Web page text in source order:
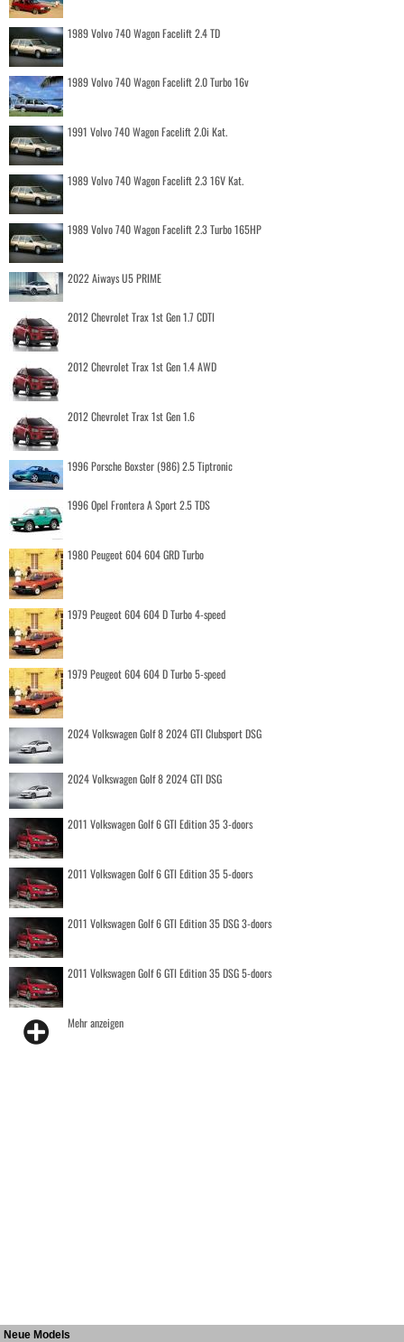
1989 Volvo 740 Wagon Facelift 2.4 TD
1989 Volvo 740 Wagon Facelift 2.0 Turbo 16v
1991 Volvo 740 Wagon Facelift 2.0i Kat.
1989 Volvo 740 Wagon Facelift 2.3 16V Kat.
1989 Volvo 740 Wagon Facelift 2.3 Turbo 165HP
2022 Aiways U5 PRIME
2012 Chevrolet Trax 1st Gen 1.7 CDTI
2012 Chevrolet Trax 1st Gen 1.4 AWD
2012 Chevrolet Trax 1st Gen 1.6
1996 Porsche Boxster (986) 2.5 Tiptronic
1996 Opel Frontera A Sport 2.5 TDS
1980 Peugeot 604 604 GRD Turbo
1979 Peugeot 604 604 D Turbo 4-speed
1979 Peugeot 604 604 D Turbo 5-speed
2024 Volkswagen Golf 8 2024 GTI Clubsport DSG
2024 Volkswagen Golf 8 2024 GTI DSG
2011 Volkswagen Golf 6 GTI Edition 35 3-doors
2011 Volkswagen Golf 6 GTI Edition 35 5-doors
2011 Volkswagen Golf 6 GTI Edition 35 DSG 3-doors
2011 Volkswagen Golf 6 GTI Edition 35 DSG 5-doors
Mehr anzeigen
Neue Models